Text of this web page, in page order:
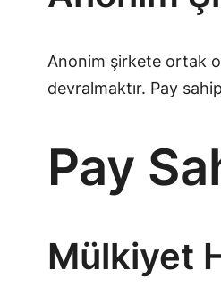
Anonim şirkete ortak
devralmaktır. Pay
Pay
Mülkiyet